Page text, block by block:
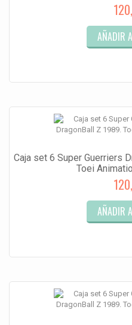
AÑADIR
Caja set 6 Super Guerriers
Toei
AÑADIR